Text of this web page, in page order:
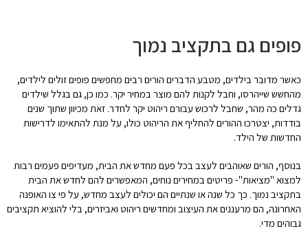
פופים גם בתקציב נמוך
כאשר מדובר בילדים, מטבע הדברים הורים רבים מחפשים פופים זולים לילדים,
מהחשש שייהרסו, וחבל לקנות להם מוצר במחיר יקר. כמו כן, גם בגלל שילדים
גדלים כה מהר, שחבל לרכוש עבורם ריהוט יקר לחדר. זאת מכיוון שתוך שנים
בודדות, יצטרכו ההורים להחליף את הריהוט כולו, על מנת להתאימו לדרישות
החדשות של הילד.
בנוסף, הורים שאוהבים לעצב בכל פעם מחדש את הבית, מעדיפים פעמים רבות
למצוא "מציאות"- פריטים במחירים נוחים, המאפשרים להם לחדש את הבית
בתקציב נמוך. כך כל שנה או שנתיים הם יכולים לעצב מחדש, על פי צו האופנה
האחרונה, הם מרעננים את העיצוב ומחדשים ריהוט ואביזרים, בלי להוציא תקציבים
גבוהים מדי.